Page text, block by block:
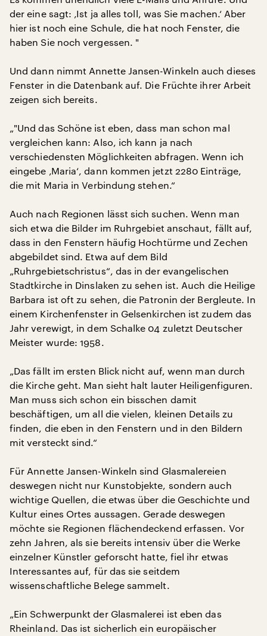
der eine sagt: ‚Ist ja alles toll, was Sie machen.‘ Aber
hier ist noch eine Schule, die hat noch Fenster, die
haben Sie noch vergessen. "
Und dann nimmt Annette Jansen-Winkeln auch dieses
Fenster in die Datenbank auf. Die Früchte ihrer Arbeit
zeigen sich bereits.
„"Und das Schöne ist eben, dass man schon mal
vergleichen kann: Also, ich kann ja nach
verschiedensten Möglichkeiten abfragen. Wenn ich
eingebe ‚Maria‘, dann kommen jetzt 2280 Einträge,
die mit Maria in Verbindung stehen.“
Auch nach Regionen lässt sich suchen. Wenn man
sich etwa die Bilder im Ruhrgebiet anschaut, fällt auf,
dass in den Fenstern häufig Hochtürme und Zechen
abgebildet sind. Etwa auf dem Bild
„Ruhrgebietschristus“, das in der evangelischen
Stadtkirche in Dinslaken zu sehen ist. Auch die Heilige
Barbara ist oft zu sehen, die Patronin der Bergleute. In
einem Kirchenfenster in Gelsenkirchen ist zudem das
Jahr verewigt, in dem Schalke 04 zuletzt Deutscher
Meister wurde: 1958.
„Das fällt im ersten Blick nicht auf, wenn man durch
die Kirche geht. Man sieht halt lauter Heiligenfiguren.
Man muss sich schon ein bisschen damit
beschäftigen, um all die vielen, kleinen Details zu
finden, die eben in den Fenstern und in den Bildern
mit versteckt sind.“
Für Annette Jansen-Winkeln sind Glasmalereien
deswegen nicht nur Kunstobjekte, sondern auch
wichtige Quellen, die etwas über die Geschichte und
Kultur eines Ortes aussagen. Gerade deswegen
möchte sie Regionen flächendeckend erfassen. Vor
zehn Jahren, als sie bereits intensiv über die Werke
einzelner Künstler geforscht hatte, fiel ihr etwas
Interessantes auf, für das sie seitdem
wissenschaftliche Belege sammelt.
„Ein Schwerpunkt der Glasmalerei ist eben das
Rheinland. Das ist sicherlich ein europäischer